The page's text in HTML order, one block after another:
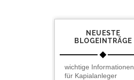
NEUESTE
BLOGEINTRÄGE
wichtige Informationen
für Kapialanleger